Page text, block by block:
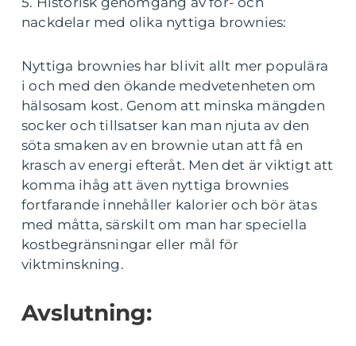
nackdelar med olika nyttiga brownies:
Nyttiga brownies har blivit allt mer populära
i och med den ökande medvetenheten om
hälsosam kost. Genom att minska mängden
socker och tillsatser kan man njuta av den
söta smaken av en brownie utan att få en
krasch av energi efteråt. Men det är viktigt att
komma ihåg att även nyttiga brownies
fortfarande innehåller kalorier och bör ätas
med måtta, särskilt om man har speciella
kostbegränsningar eller mål för
viktminskning.
Avslutning: